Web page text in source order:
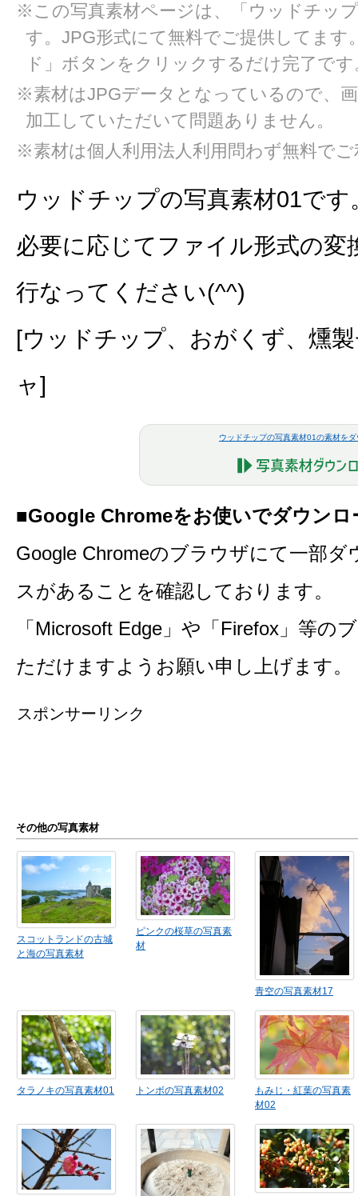
※この写真素材ページは、「ウッドチッ
す。JPG形式にて無料でご提供してます
ド」ボタンをクリックするだけ完了です
※素材はJPGデータとなっているので、
加工していただいて問題ありません。
※素材は個人利用法人利用問わず無料で
ウッドチップの写真素材01です
必要に応じてファイル形式の変
行なってください(^^)
[ウッドチップ、おがくず、燻
ャ]
ウッドチップの写真素材01の素材を
■Google Chromeをお使いでダウンロ
Google Chromeのブラウザにて一部
スがあることを確認しております。
「Microsoft Edge」や「Firefox」等の
ただけますようお願い申し上げます。
スポンサーリンク
その他の写真素材
スコットランドの古城
と海の写真素材
ピンクの桜草の写真素
材
青空の写真素材17
タラノキの写真素材01 トンボの写真素材02
もみじ・紅葉の写真素
材02